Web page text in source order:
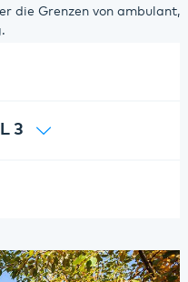
die Grenzen von ambulant,
3